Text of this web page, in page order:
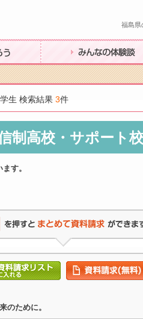
福島県
みんなの体験談
生 検索結果 3件
制高校・サポート校
す。
のために。